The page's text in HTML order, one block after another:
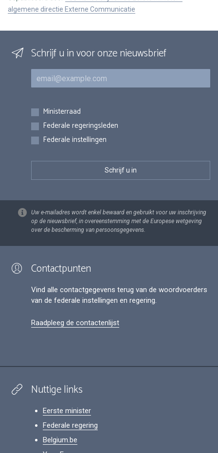
algemene directie Externe Communicatie
Schrijf u in voor onze nieuwsbrief
E-mail
Inschrijvingen
Ministerraad
Federale regeringsleden
Federale instellingen
Uw e-mailadres wordt enkel bewaard en gebruikt voor uw inschrijving
op de nieuwsbrief, in overeenstemming met de Europese wetgeving
over de bescherming van persoonsgegevens.
Contactpunten
Vind alle contactgegevens terug van de woordvoerders
van de federale instellingen en regering.
Raadpleeg de contactenlijst
Nuttige links
Eerste minister
Federale regering
Belgium.be